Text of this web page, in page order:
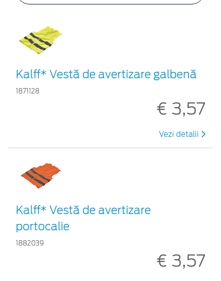
Kalff* Vestă de avertizare galbenă
1871128
€ 3,57
Vezi detalii
Kalff* Vestă de avertizare
portocalie
1882039
€ 3,57